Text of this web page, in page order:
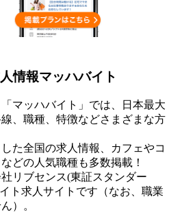
情報マッハバイト
マッハバイト」では、日本最大
、職種、特徴などさまざまな方
た全国の求人情報、カフェやコ
どの人気職種も多数掲載！
リブセンス(東証スタンダー
ト求人サイトです（なお、職業
）。